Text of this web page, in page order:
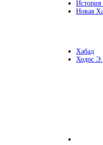
Новая
Хабад
Ходос Э.